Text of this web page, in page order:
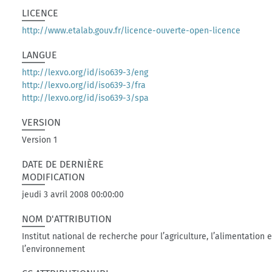
LICENCE
http://www.etalab.gouv.fr/licence-ouverte-open-licence
LANGUE
http://lexvo.org/id/iso639-3/eng
http://lexvo.org/id/iso639-3/fra
http://lexvo.org/id/iso639-3/spa
VERSION
Version 1
DATE DE DERNIÈRE
MODIFICATION
jeudi 3 avril 2008 00:00:00
NOM D'ATTRIBUTION
Institut national de recherche pour l’agriculture, l’alimentation
l’environnement